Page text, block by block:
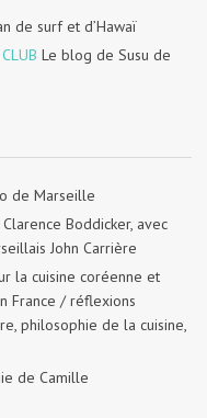
de surf et d’Hawaï
Le blog de Susu de
de Marseille
Boddicker, avec
John Carrière
la cuisine coréenne et
France / réflexions
philosophie de la cuisine,
de Camille